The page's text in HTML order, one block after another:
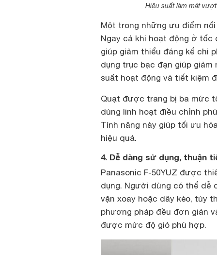
Hiệu suất làm mát
Một trong những ưu điểm
Ngay cả khi hoạt động ở tốc
giúp giảm thiểu đáng kể chi
dụng trục bạc đạn giúp giảm
suất hoạt động và tiết kiệm
Quạt được trang bị ba mức
dùng linh hoạt điều chỉnh
Tính năng này giúp tối ưu
hiệu quả.
4. Dễ dàng sử dụng, thuận
Panasonic F-50YUZ được
dụng. Người dùng có thể dễ
vặn xoay hoặc dây kéo, tùy
phương pháp đều đơn giản
được mức độ gió phù hợp.